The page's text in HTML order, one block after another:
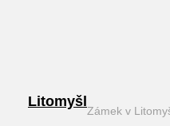
Litomyšl
Zámek v